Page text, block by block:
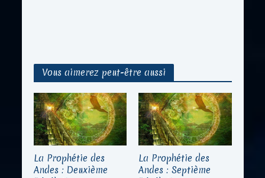
Vous aimerez peut-être aussi
La Prophétie des
Andes : Deuxième
La Prophétie des
Andes : Septième